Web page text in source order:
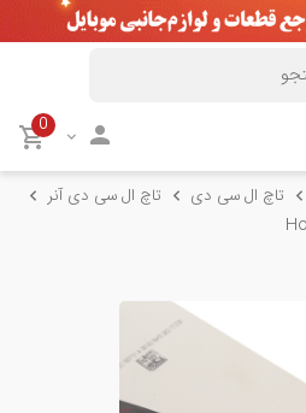
0
تاچ ال سی دی
تاچ ال سی دی آنر